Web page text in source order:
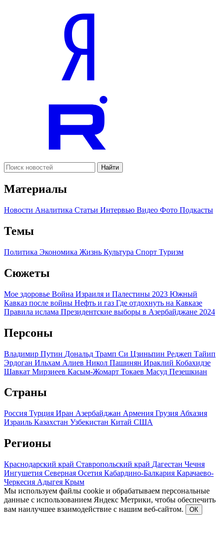
Найти
Материалы
Новости Аналитика Статьи Интервью Видео Фото Подкасты
Темы
Политика Экономика Жизнь Культура Спорт Туризм
Сюжеты
Мое здоровье Война Израиля и Палестины 2023 Южный
Кавказ после войны Нефть и газ Где отдохнуть на Кавказе
Правила ислама Президентские выборы в Азербайджане 2024
Персоны
Владимир Путин Дональд Трамп Си Цзиньпин Реджеп Тайип
Эрдоган Ильхам Алиев Никол Пашинян Ираклий Кобахидзе
Шавкат Мирзиеев Касым-Жомарт Токаев Масуд Пезешкиан
Страны
Россия Турция Иран Азербайджан Армения Грузия Абхазия
Израиль Казахстан Узбекистан Китай США
Регионы
Краснодарский край Ставропольский край Дагестан Чечня
Ингушетия Северная Осетия Кабардино-Балкария Карачаево-
Черкесия Адыгея Крым
Мы используем файлы cookie и обрабатываем персональные
данные с использованием Яндекс Метрики, чтобы обеспечить
вам наилучшее взаимодействие с нашим веб-сайтом.
ОК